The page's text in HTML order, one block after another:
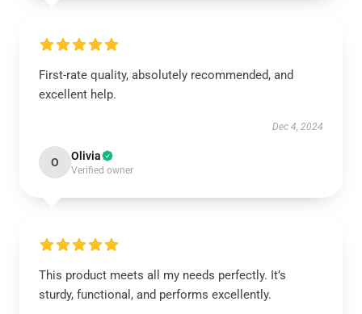
First-rate quality, absolutely recommended, and
excellent help.
Dec 4, 2024
O Olivia
Verified owner
This product meets all my needs perfectly. It’s
sturdy, functional, and performs excellently.